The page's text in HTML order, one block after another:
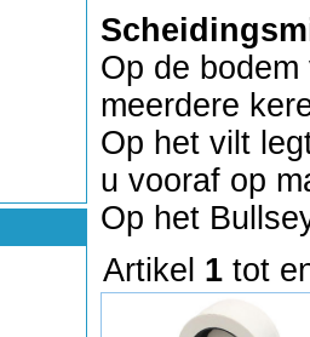
Op de
meerdere
Op het vilt
u vooraf op
Op het
Artikel 1 tot